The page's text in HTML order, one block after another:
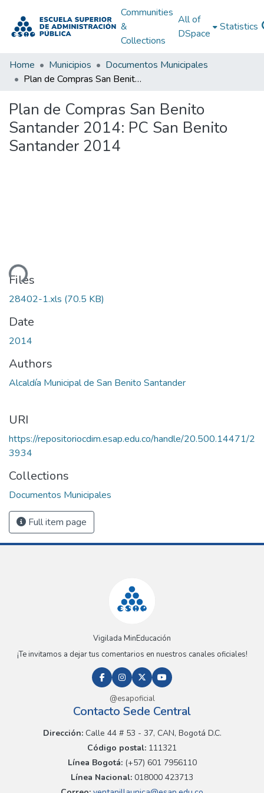
Communities
&
Collections
All of
DSpace
Statistics
Home Municipios
Documentos Municipales
Plan de Compras San Benito Santander 2014: PC San Benito Santander 2014
Plan de Compras San Benito
Santander 2014: PC San Benito
Santander 2014
Files
28402-1.xls (70.5 KB)
Date
2014
Authors
Alcaldía Municipal de San Benito Santander
URI
https://repositoriocdim.esap.edu.co/handle/20.500.14471/2
3934
Collections
Documentos Municipales
Full item page
Vigilada MinEducación
¡Te invitamos a dejar tus comentarios en nuestros canales oficiales!
@esapoficial
Contacto Sede Central
Dirección:Calle 44 # 53 - 37, CAN, Bogotá D.C.
Código postal: 111321
Línea Bogotá:(+57) 601 7956110
Línea Nacional: 018000 423713